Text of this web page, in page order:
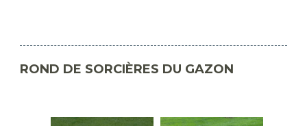
ROND DE SORCIÈRES DU GAZON